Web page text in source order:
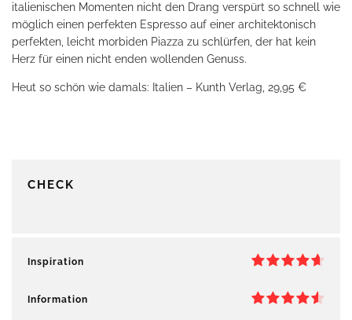
italienischen Momenten nicht den Drang verspürt so schnell wie
möglich einen perfekten Espresso auf einer architektonisch
perfekten, leicht morbiden Piazza zu schlürfen, der hat kein
Herz für einen nicht enden wollenden Genuss.
Heut so schön wie damals: Italien – Kunth Verlag, 29,95 €
CHECK
Inspiration
Information